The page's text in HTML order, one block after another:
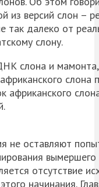
версий слон –
так далеко от
слону.
слона и
африканского
оставляют
отсутствие
начинания.